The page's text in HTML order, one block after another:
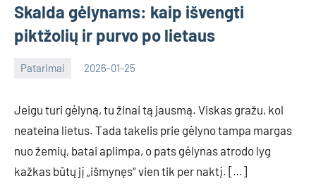
Skalda gėlynams: kaip išvengti
piktžolių ir purvo po lietaus
Patarimai 2026-01-25
Jeigu turi gėlyną, tu žinai tą jausmą. Viskas gražu, kol
neateina lietus. Tada takelis prie gėlyno tampa margas
nuo žemių, batai aplimpa, o pats gėlynas atrodo lyg
kažkas būtų jį „išmynęs“ vien tik per naktį. […]